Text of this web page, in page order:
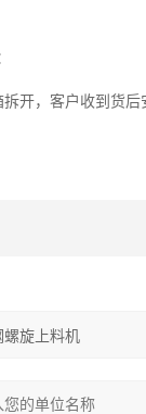
开，客户收到货